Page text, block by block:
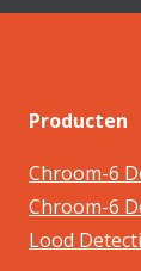
Producten
Chroom-6
Chroom-6
Lood